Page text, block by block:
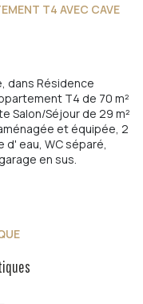
T4 AVEC CAVE
dans Résidence
T4 de 70 m²
Salon/Séjour de 29 m²
et équipée, 2
d' eau, WC séparé,
en sus.